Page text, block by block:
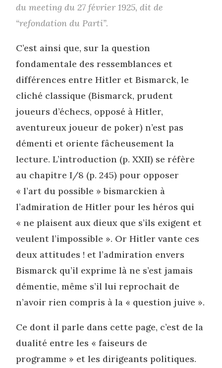
du meeting du 27 février 1925, dit de
“refondation du Parti”.
C’est ainsi que, sur la question
fondamentale des ressemblances et
différences entre Hitler et Bismarck, le
cliché classique (Bismarck, prudent
joueurs d’échecs, opposé à Hitler,
aventureux joueur de poker) n’est pas
démenti et oriente fâcheusement la
lecture. L’introduction (p. XXII) se réfère
au chapitre I/8 (p. 245) pour opposer
« l’art du possible » bismarckien à
l’admiration de Hitler pour les héros qui
« ne plaisent aux dieux que s’ils exigent et
veulent l’impossible ». Or Hitler vante ces
deux attitudes ! et l’admiration envers
Bismarck qu’il exprime là ne s’est jamais
démentie, même s’il lui reprochait de
n’avoir rien compris à la « question juive ».
Ce dont il parle dans cette page, c’est de la
dualité entre les « faiseurs de
programme » et les dirigeants politiques.